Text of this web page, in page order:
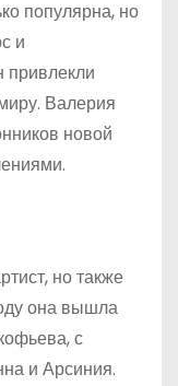
популярна, но
и
привлекли
Валерия
новой
но также
она вышла
с
и Арсиния.